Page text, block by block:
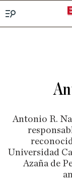
Antonio R.
Universidad
Azaña de